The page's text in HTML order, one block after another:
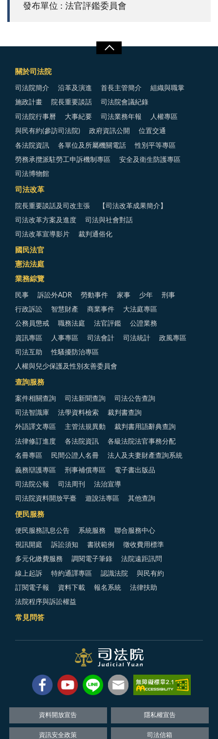
發布單位 : 法官評鑑委員會
關於司法院
司法院簡介 沿革及演進 首長主管簡介 組織與職掌
施政計畫 院長重要談話 司法院會議紀錄
司法院行事曆 大事紀要 司法業務年報 人權專區
與民有約(參訪司法院) 政府資訊公開 位置交通
各法院資訊 各單位及所屬機關電話 性別平等專區
勞務承攬派駐勞工申訴機制專區 安全及衛生防護專區
司法博物館
司法改革
院長重要談話及司改主張 【司法改革成果簡介】
司法改革方案及進度 司法與社會對話
司法改革宣導影片 裁判通俗化
國民法官
憲法法庭
業務綜覽
民事 訴訟外ADR 勞動事件 家事 少年 刑事
行政訴訟 智慧財產 商業事件 大法庭專區
公務員懲戒 職務法庭 法官評鑑 公證業務
資訊專區 人事專區 司法會計 司法統計 政風專區
司法互助 性騷擾防治專區
人權與兒少保護及性別友善委員會
查詢服務
案件相關查詢 司法新聞查詢 司法公告查詢
司法智識庫 法學資料檢索 裁判書查詢
外語譯文專區 主管法規異動 裁判書用語辭典查詢
法律修訂進度 各法院資訊 各級法院法官事務分配
名冊專區 民間公證人名冊 法人及夫妻財產查詢系統
義務辯護專區 刑事補償專區 電子書出版品
司法院公報 司法周刊 法治宣導
司法院資料開放平臺 遊說法專區 其他查詢
便民服務
便民服務訊息公告 系統服務 聯合服務中心
視訊開庭 訴訟須知 書狀範例 徵收費用標準
多元化繳費服務 調閱電子筆錄 法院遠距訊問
線上起訴 特約通譯專區 認識法院 與民有約
訂閱電子報 資料下載 報名系統 法律扶助
法院程序與訴訟權益
常見問答
資料開放宣告 隱私權宣告
資訊安全政策 司法信箱